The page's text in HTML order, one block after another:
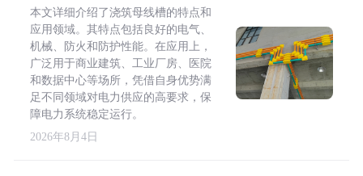
本文详细介绍了浇筑母线槽的特点和
应用领域。其特点包括良好的电气、
机械、防火和防护性能。在应用上，
广泛用于商业建筑、工业厂房、医院
和数据中心等场所，凭借自身优势满
足不同领域对电力供应的高要求，保
障电力系统稳定运行。
2026年8月4日